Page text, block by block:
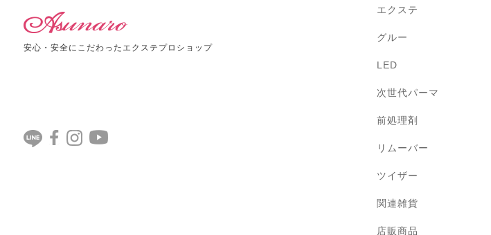
安心・安全にこだわったエクステプロショップ
エクステ
グルー
LED
次世代パーマ
前処理剤
リムーバー
ツイザー
関連雑貨
店販商品